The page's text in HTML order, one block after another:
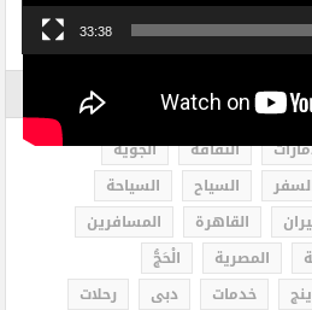
33:38
الثقافة
الجوية
السياح
السياحة
القاهرة
المسافرين
المصرية
الْحَجُّ
خدمات دبى
رحلات